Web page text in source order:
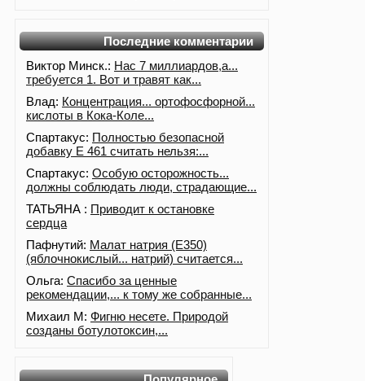
Последние комментарии
Виктор Минск.: Нас 7 миллиардов,а...
требуется 1. Вот и травят как...
Влад: Концентрация... ортофосфорной...
кислоты в Кока-Коле...
Спартакус: Полностью безопасной
добавку Е 461 считать нельзя:...
Спартакус: Особую осторожность...
должны соблюдать люди, страдающие...
ТАТЬЯНА : Приводит к остановке
сердца
Пафнутий: Малат натрия (E350)
(яблочнокислый... натрий) считается...
Ольга: Спасибо за ценные
рекомендации,... к тому же собранные...
Михаил М: Фигню несете. Природой
созданы ботулотоксин,...